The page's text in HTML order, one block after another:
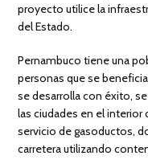
proyecto utilice la
del Estado.
Pernambuco tiene una
personas que se
se desarrolla con éxito,
las ciudades en el interior
servicio de gasoductos,
carretera utilizando